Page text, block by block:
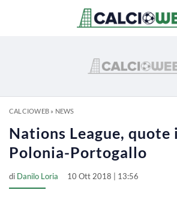
CALCIOWEB» NEWS
Nations League,
Polonia-Portogallo
di Danilo Loria 10 Ott 2018 | 13:56